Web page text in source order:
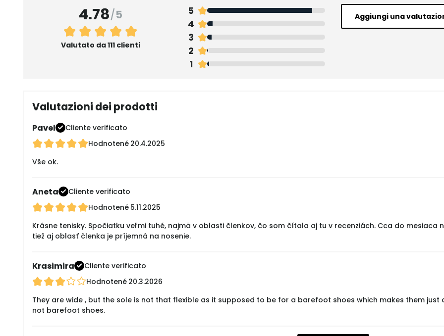
4.78/5
Valutato da 111 clienti
5
4
3
2
1
Aggiungi una
Valutazioni dei prodotti
Pavel
Cliente verificato
Hodnotené 20.4.2025
Vše ok.
Aneta
Cliente verificato
Hodnotené 5.11.2025
Krásne tenisky. Spočiatku veľmi tuhé, najmä v oblasti členkov, čo som čítala aj tu v recenziách. Cca do mesiaca
tiež aj oblasť členka je príjemná na nosenie.
Krasimira
Cliente verificato
Hodnotené 20.3.2026
They are wide , but the sole is not that flexible as it supposed to be for a barefoot shoes which makes them
not barefoot shoes.